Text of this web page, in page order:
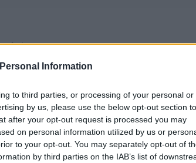
Information
to third parties, or processing of your personal or
by us, please use the below opt-out section to
after your opt-out request is processed you may
on personal information utilized by us or
to your opt-out. You may separately opt-out of
by third parties on the IAB’s list of